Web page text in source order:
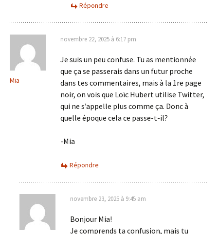
Répondre
Mia
novembre 22, 2025 à 6:17 pm
Je suis un peu confuse. Tu as mentionnée
que ça se passerais dans un futur proche
dans tes commentaires, mais à la 1re page
noir, on vois que Loïc Hubert utilise Twitter,
qui ne s’appelle plus comme ça. Donc à
quelle époque cela ce passe-t-il?
-Mia
Répondre
novembre 23, 2025 à 9:45 am
Bonjour Mia!
Je comprends ta confusion, mais tu